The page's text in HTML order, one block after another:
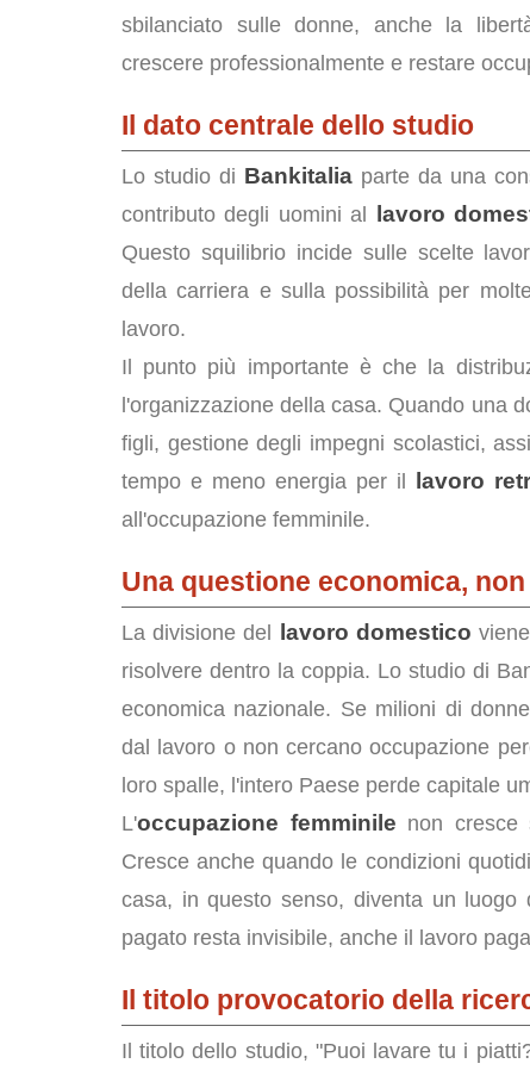
sbilanciato sulle donne, anche la
crescere professionalmente e restare
Il dato centrale dello studio
Lo studio di Bankitaliaparte da una
contributo degli uomini al
lavoro
Questo squilibrio incide sulle scelte
della carriera e sulla possibilità per
lavoro.
Il punto più importante è che la
l'organizzazione della casa. Quando una
figli, gestione degli impegni scolastici,
tempo e meno energia per il
lavoro
all'occupazione femminile.
Una questione economica,
La divisione del lavoro domestico
risolvere dentro la coppia. Lo studio di
economica nazionale. Se milioni di
dal lavoro o non cercano occupazione
loro spalle, l'intero Paese perde capitale
L'occupazione femminile non cresce
Cresce anche quando le condizioni
casa, in questo senso, diventa un
pagato resta invisibile, anche il lavoro
Il titolo provocatorio della
Il titolo dello studio, "Puoi lavare tu i